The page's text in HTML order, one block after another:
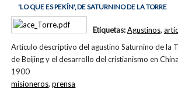
'LO QUE ES PEKÍN', DE SATURNINO DE LA TORRE
Artículo descriptivo del agustino Saturnino de la
de Beijing y el desarrollo del cristianismo en
1900
Etiquetas:Agustinos,
misioneros,prensa